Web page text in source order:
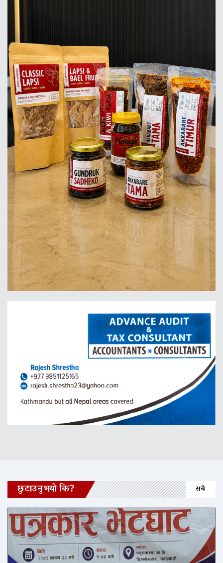
छुटाउनुभयो कि? सबै